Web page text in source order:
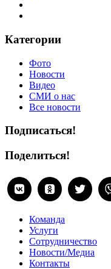
Категории
Фото
Новости
Видео
СМИ о нас
Все новости
Подписаться!
Поделиться!
Команда
Услуги
Сотрудничество
Новости/Медиа
Контакты